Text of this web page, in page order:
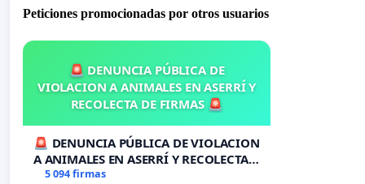
Peticiones promocionadas por otros usuarios
🚨 DENUNCIA PÚBLICA DE
VIOLACION A ANIMALES EN ASERRÍ Y
RECOLECTA DE FIRMAS 🚨
🚨 DENUNCIA PÚBLICA DE VIOLACION
A ANIMALES EN ASERRÍ Y RECOLECTA
DE FIRMAS 🚨
5 094 firmas